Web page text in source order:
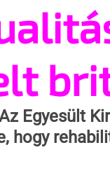
Egyesült
hogy